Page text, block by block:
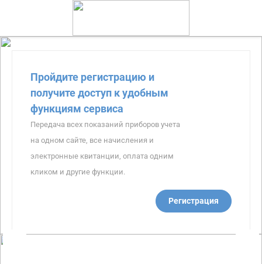
Пройдите регистрацию и
получите доступ к удобным
функциям сервиса
Передача всех показаний приборов учета
на одном сайте, все начисления и
электронные квитанции, оплата одним
кликом и другие функции.
Регистрация